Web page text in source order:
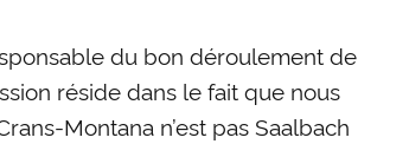
du bon déroulement de
réside dans le fait que nous
Montana n’est pas Saalbach